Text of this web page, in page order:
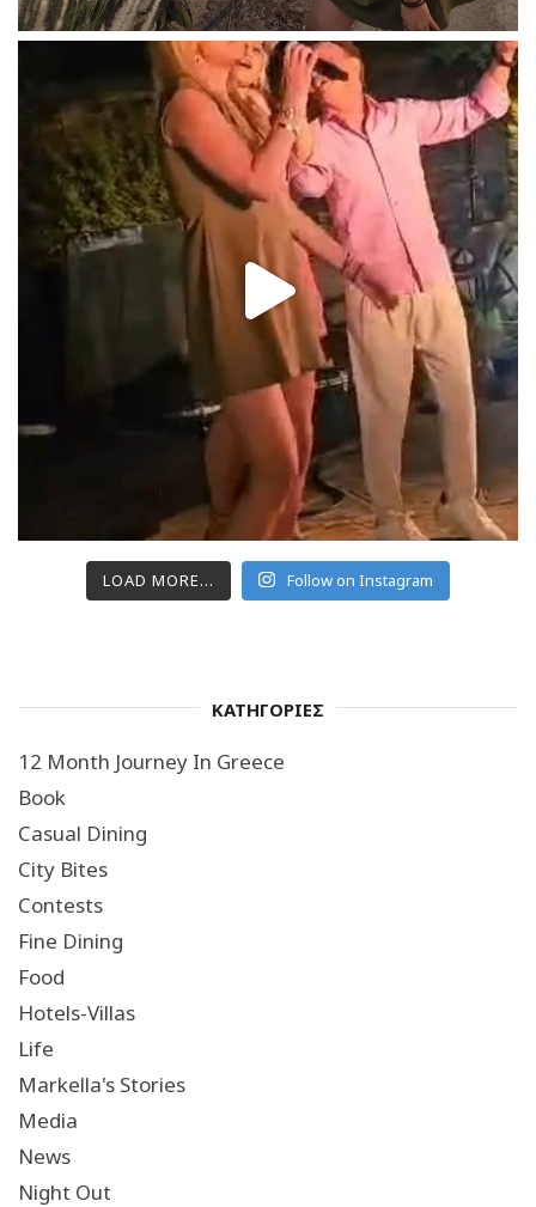
LOAD MORE... Follow on Instagram
ΚΑΤΗΓΟΡΙΕΣ
12 Month Journey In Greece
Book
Casual Dining
City Bites
Contests
Fine Dining
Food
Hotels-Villas
Life
Markella's Stories
Media
News
Night Out